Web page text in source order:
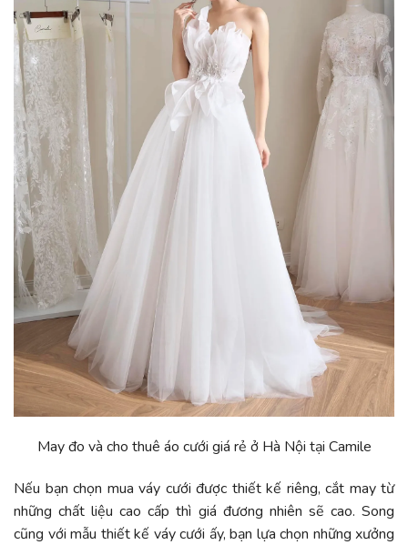
May đo và cho thuê áo cưới giá rẻ ở Hà Nội tại Camile
Nếu bạn chọn mua váy cưới được thiết kế riêng, cắt may từ
những chất liệu cao cấp thì giá đương nhiên sẽ cao. Song
cũng với mẫu thiết kế váy cưới ấy, bạn lựa chọn những xưởng